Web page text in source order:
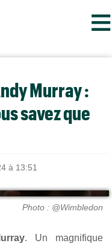
≡
Murray :
savez que
à 13:51
Photo : @Wimbledon
. Un magnifique